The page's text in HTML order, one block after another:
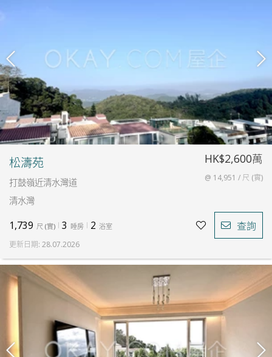
松濤苑
打鼓嶺近清水灣道
清水灣
HK$2,600萬
@ 14,951 / 尺 (實)
1,739 尺 (實) 3 睡房 2 浴室 查詢
更新日期: 28.07.2026